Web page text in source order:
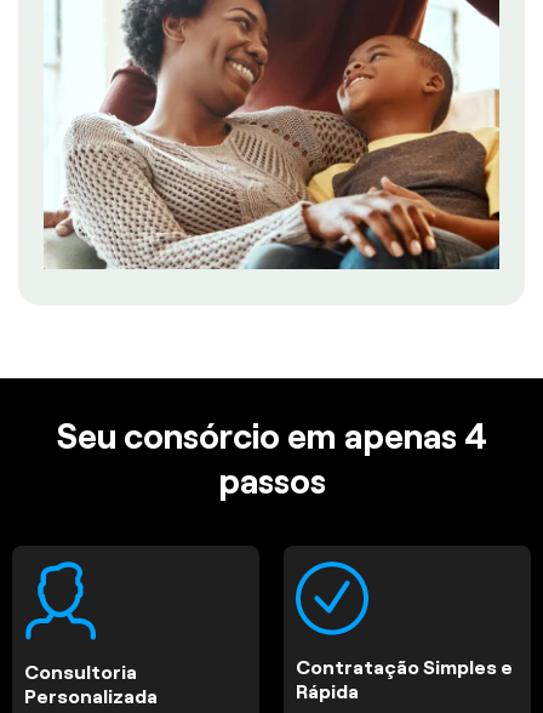
Seu consórcio em apenas 4
passos
Consultoria
Personalizada
Contratação Simples e
Rápida